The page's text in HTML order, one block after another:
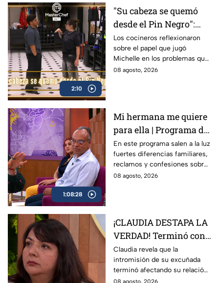
2:10
"Su cabeza se quemó
desde el Pin Negro":
Julio y Carmen hablan
de la actitud de
Michelle en MasterChef
24/7 (VIDEO)
Los cocineros reflexionaron
sobre el papel que jugó
Michelle en los problemas que
protagonizaron como equipo
08 agosto, 2026
1:08:28
Mi hermana me quiere
para ella | Programa del
7 de agosto 2026
En este programa salen a la luz
fuertes diferencias familiares,
reclamos y confesiones sobre
la relación de Flavio.
08 agosto, 2026
¡CLAUDIA DESTAPA LA
VERDAD! Terminó con
Flavio por culpa de su
excuñada
Claudia revela que la
intromisión de su excuñada
terminó afectando su relación
con Flavio.
08 agosto, 2026